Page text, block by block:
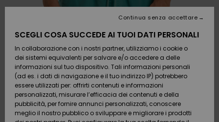
Accessori
Calzature
e
infradito
Surf /
Acqua
Accessori
Calzature
e
infradito
Surf /
Acqua
Nuovi
Da
Scoprire
Snow
SURF
Highlights
Comunità
SNOW
Shop
Snow
Shop
Donna
OUTLET
Outlet
Donna
Pagamento
Buono regalo
Quiksilver
Freedom
SCEGLI COSA SUCCEDE AI TUOI DATI PERSONALI
In collaborazione con i nostri partner, utilizziamo i cookie o
dei sistemi equivalenti per salvare e/o accedere a delle
informazioni sul tuo dispositivo. Tali informazioni personali
(ad es. i dati di navigazione e il tuo indirizzo IP) potrebbero
essere utilizzati per: offrirti contenuti e informazioni
personalizzati, misurare l’efficacia dei contenuti e della
pubblicità, per fornire annunci personalizzati, conoscere
meglio il nostro pubblico o sviluppare e migliorare i prodotti
Continua senza accettare